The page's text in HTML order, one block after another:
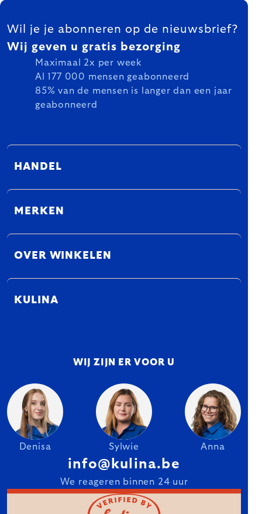
FOOTER
Wil je je abonneren op de nieuwsbrief?
Wij geven u gratis bezorging
Maximaal 2x per week
Al 177 000 mensen geabonneerd
85% van de mensen is langer dan een jaar
geabonneerd
HANDEL
MERKEN
OVER WINKELEN
KULINA
WIJ ZIJN ER VOOR U
Denisa Sylwie Anna
info@kulina.be
We reageren binnen 24 uur